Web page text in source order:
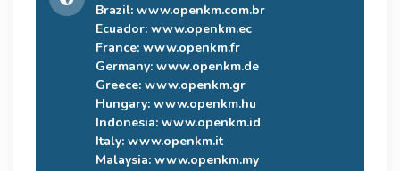
Brazil: www.openkm.com.br
Ecuador: www.openkm.ec
France: www.openkm.fr
Germany: www.openkm.de
Greece: www.openkm.gr
Hungary: www.openkm.hu
Indonesia: www.openkm.id
Italy: www.openkm.it
Malaysia: www.openkm.my